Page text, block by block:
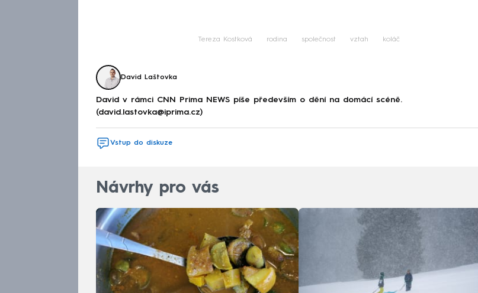
Tereza Kostková rodina společnost vztah koláč
David Laštovka
David v rámci CNN Prima NEWS píše především o dění na domácí scéně.
(david.lastovka@iprima.cz)
Vstup do diskuze
Návrhy pro vás